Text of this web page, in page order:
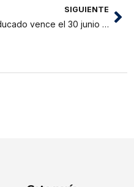
SIGUIENTE
RENIEC: Vigencia del DNI caducado vence el 30 junio 2022